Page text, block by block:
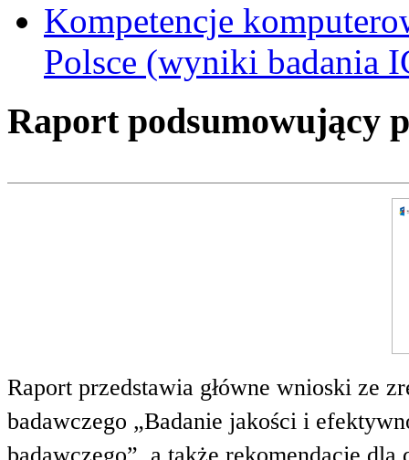
Kompetencje
Polsce (wyniki badania
Raport podsumowujący
Raport przedstawia główne wnioski ze
badawczego „Badanie jakości i